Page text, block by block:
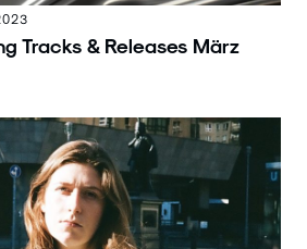
Tracks & Releases März